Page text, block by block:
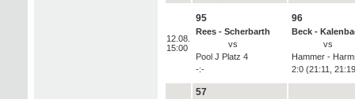
12.08.
15:00
95
Rees - Scherbarth
vs
Pool J Platz 4
-:-
96
Beck -
vs
Hammer -
2:0 (21:11,
57